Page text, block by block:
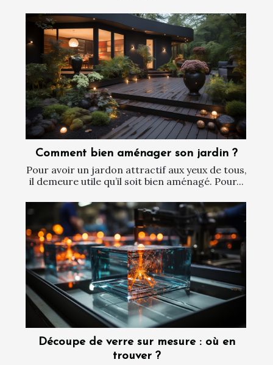
Comment bien aménager son jardin ?
Pour avoir un jardon attractif aux yeux de tous,
il demeure utile qu’il soit bien aménagé. Pour...
Découpe de verre sur mesure : où en
trouver ?